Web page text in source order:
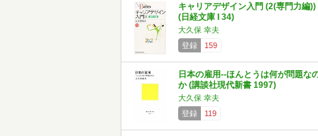
キャリアデザイン入門 (2(専門力編))
(日経文庫 I 34)
大久保 幸夫
登録
159
日本の雇用--ほんとうは何が問題な
か (講談社現代新書 1997)
大久保 幸夫
登録
119